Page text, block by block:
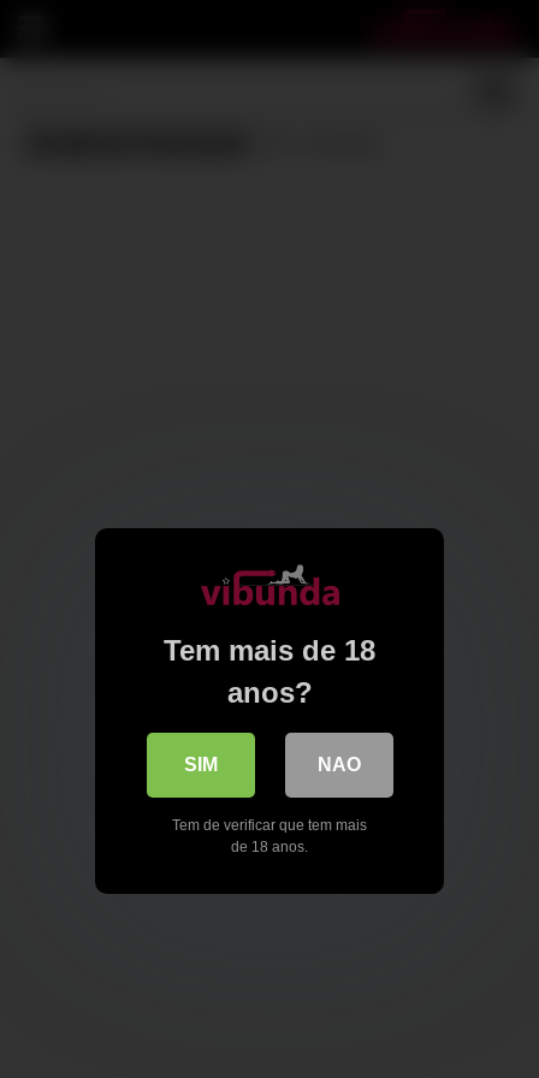
Tem mais de 18
anos?
SIM NAO
Tem de verificar que tem mais
de 18 anos.